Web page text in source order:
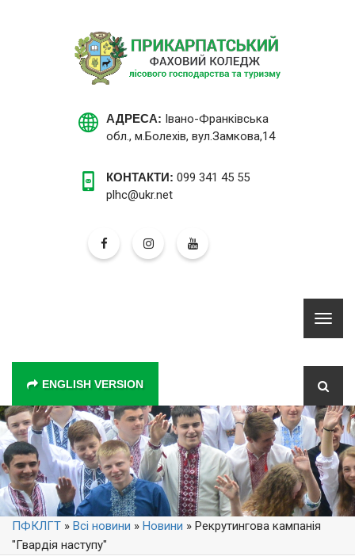
АДРЕСА: Івано-Франківська
обл., м.Болехів, вул.Замкова,14
КОНТАКТИ: 099 341 45 55
plhc@ukr.net
ENGLISH VERSION
ПФКЛГТ » Всі новини » Новини » Рекрутингова кампанія
"Гвардія наступу"